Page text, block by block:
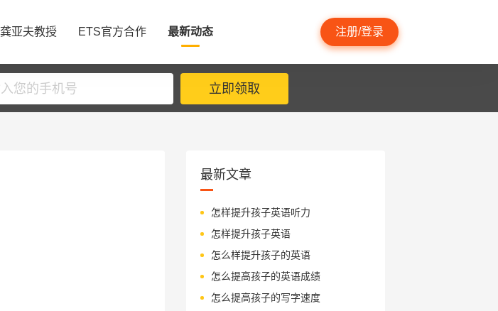
龚亚夫教授 ETS官方合作 最新动态 注册/登录
立即领取
最新文章
怎样提升孩子英语听力
怎样提升孩子英语
怎么样提升孩子的英语
怎么提高孩子的英语成绩
怎么提高孩子的写字速度